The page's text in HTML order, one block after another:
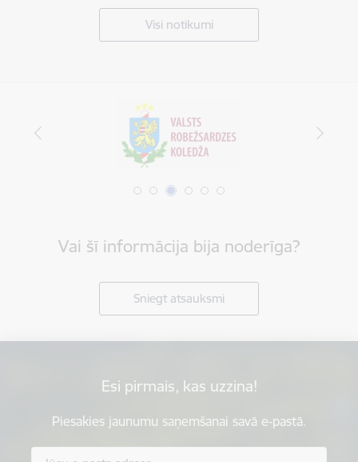
Visi notikumi
Vai šī informācija bija noderīga?
Sniegt atsauksmi
Esi pirmais, kas uzzina!
Piesakies jaunumu saņemšanai savā e-pastā.